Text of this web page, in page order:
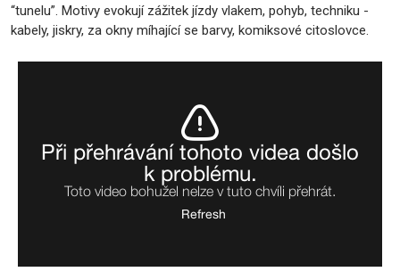
“tunelu”. Motivy evokují zážitek jízdy vlakem, pohyb, techniku -
kabely, jiskry, za okny míhající se barvy, komiksové citoslovce.